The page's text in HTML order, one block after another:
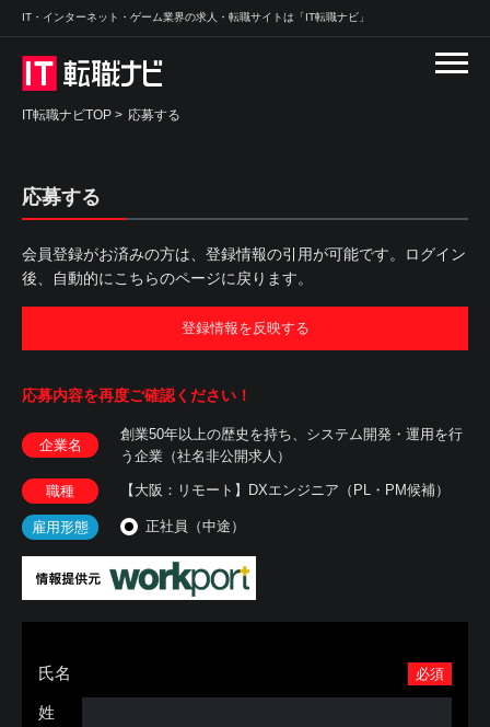
IT・インターネット・ゲーム業界の求人・転職サイトは「IT転職ナビ」
IT転職ナビTOP > 応募する
応募する
会員登録がお済みの方は、登録情報の引用が可能です。ログイン
後、自動的にこちらのページに戻ります。
登録情報を反映する
応募内容を再度ご確認ください！
企業名
創業50年以上の歴史を持ち、システム開発・運用を行
う企業（社名非公開求人）
職種 【大阪：リモート】DXエンジニア（PL・PM候補）
雇用形態 正社員（中途）
必須
氏名
姓